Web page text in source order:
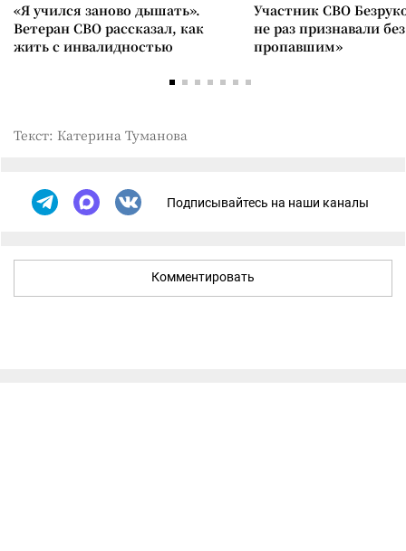
«Я учился заново дышать».
Ветеран СВО рассказал, как
жить с инвалидностью
Участник СВО
не раз признавали
пропавшим»
Текст: Катерина Туманова
Подписывайтесь на наши каналы
Комментировать